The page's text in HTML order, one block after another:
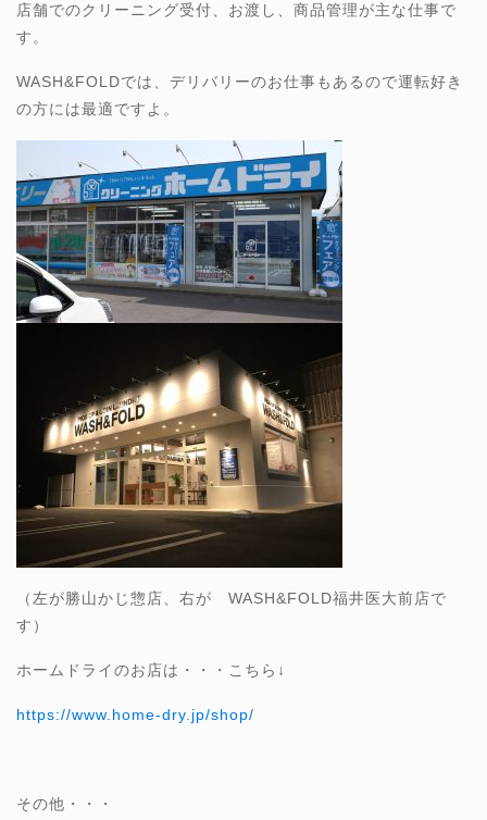
店舗でのクリーニング受付、お渡し、商品管理が主な仕事で
す。
WASH&FOLDでは、デリバリーのお仕事もあるので運転好き
の方には最適ですよ。
（左が勝山かじ惣店、右が WASH&FOLD福井医大前店で
す）
ホームドライのお店は・・・こちら↓
https://www.home-dry.jp/shop/
その他・・・